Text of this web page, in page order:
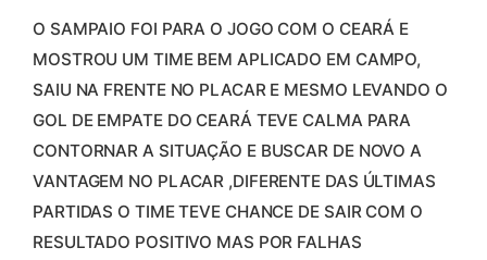
O SAMPAIO FOI PARA O JOGO COM O CEARÁ E
MOSTROU UM TIME BEM APLICADO EM CAMPO,
SAIU NA FRENTE NO PLACAR E MESMO LEVANDO O
GOL DE EMPATE DO CEARÁ TEVE CALMA PARA
CONTORNAR A SITUAÇÃO E BUSCAR DE NOVO A
VANTAGEM NO PLACAR ,DIFERENTE DAS ÚLTIMAS
PARTIDAS O TIME TEVE CHANCE DE SAIR COM O
RESULTADO POSITIVO MAS POR FALHAS